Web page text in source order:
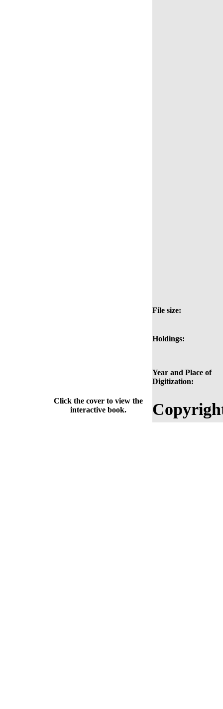
File size:
Holdings:
Year and Place of
Digitization:
Click the cover to view the
interactive book.